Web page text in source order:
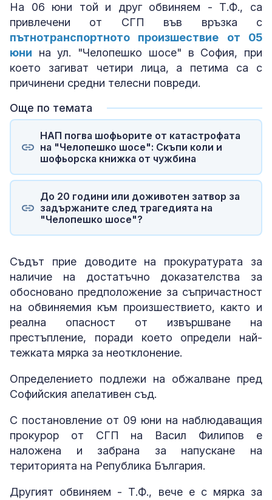
На 06 юни той и друг обвиняем - Т.Ф., са
привлечени от СГП във връзка с
пътнотранспортното произшествие от 05
юни на ул. "Челопешко шосе" в София, при
което загиват четири лица, а петима са с
причинени средни телесни повреди.
Още по темата
НАП погва шофьорите от катастрофата
на "Челопешко шосе": Скъпи коли и
шофьорска книжка от чужбина
До 20 години или доживотен затвор за
задържаните след трагедията на
"Челопешко шосе"?
Съдът прие доводите на прокуратурата за
наличие на достатъчно доказателства за
обосновано предположение за съпричастност
на обвиняемия към произшествието, както и
реална опасност от извършване на
престъпление, поради което определи най-
тежката мярка за неотклонение.
Определението подлежи на обжалване пред
Софийския апелативен съд.
С постановление от 09 юни на наблюдаващия
прокурор от СГП на Васил Филипов е
наложена и забрана за напускане на
територията на Република България.
Другият обвиняем - Т.Ф., вече е с мярка за